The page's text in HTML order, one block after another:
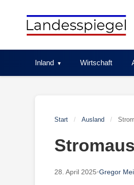
Inland Wirtschaft
Start / Ausland /
28. April 2025•Gregor